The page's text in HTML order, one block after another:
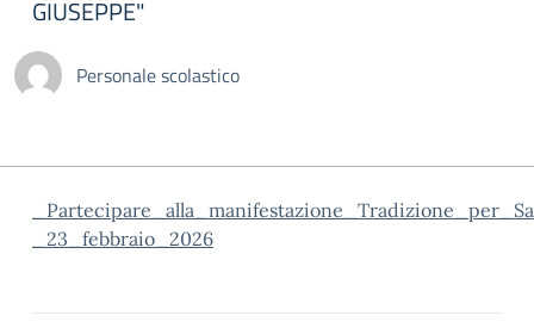
GIUSEPPE"
Personale scolastico
_23_febbraio_2026